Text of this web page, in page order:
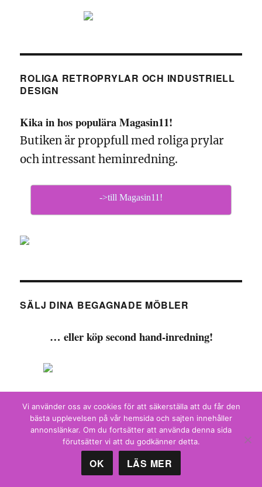
ROLIGA RETROPRYLAR OCH INDUSTRIELL
DESIGN
Kika in hos populära Magasin11!
Butiken är proppfull med roliga prylar
och intressant heminredning.
->till Magasin11!
SÄLJ DINA BEGAGNADE MÖBLER
… eller köp second hand-inredning!
hemsida:
-> Till Mjuk!
Vi använder oss av cookies för att säkerställa att du får den
bästa upplevelsen på vår hemsida och sajten innehåller
annonslänkar. Om du fortsätter att använda denna sida
förutsätter vi att du godkänner detta.
OK LÄS MER